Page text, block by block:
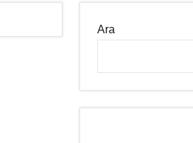
Ara